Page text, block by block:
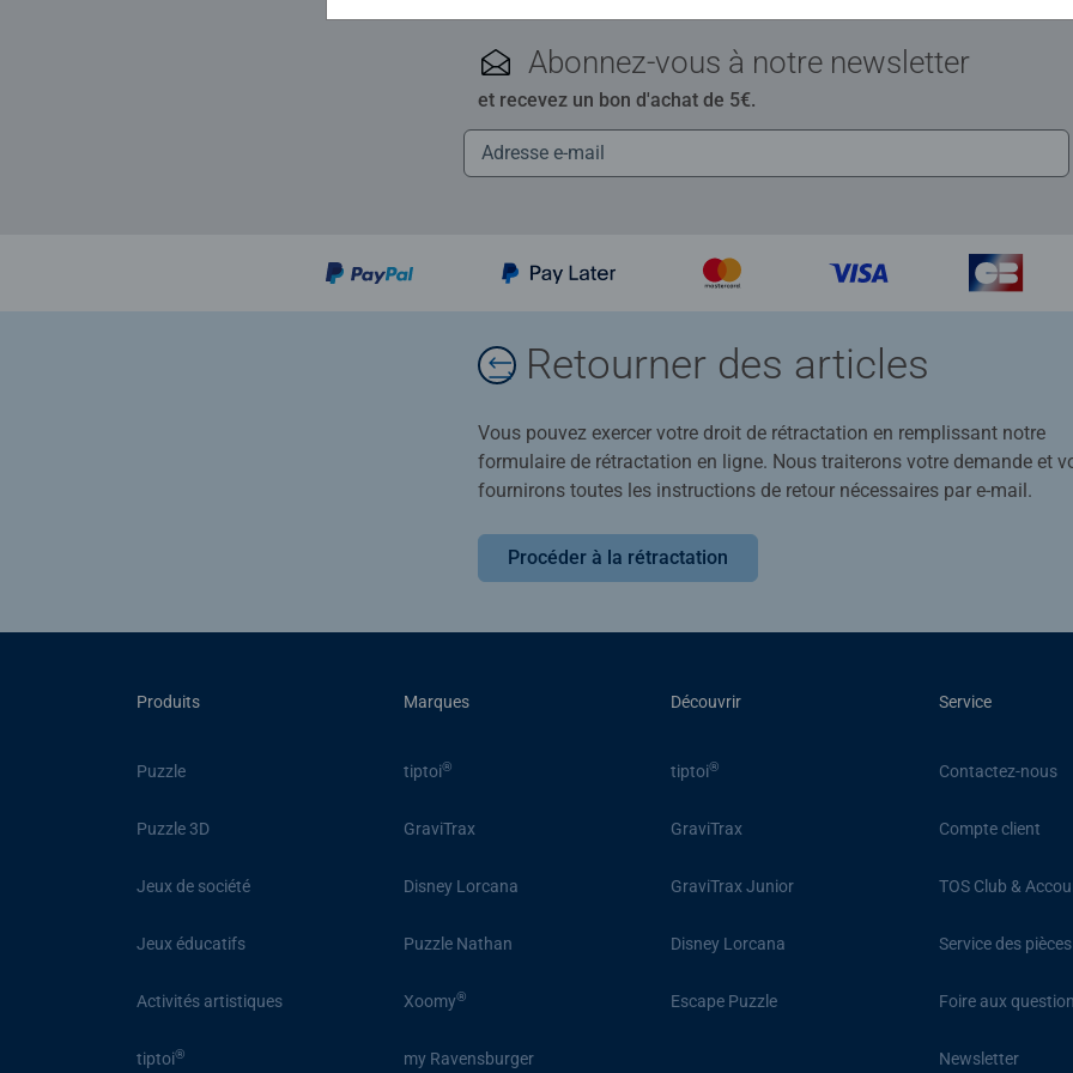
Abonnez-vous à notre newsletter
et recevez un bon d'achat de 5€.
Retourner des articles
Vous pouvez exercer votre droit de rétractation en remplissant notre
formulaire de rétractation en ligne. Nous traiterons votre demande et
fournirons toutes les instructions de retour nécessaires par e-mail.
Procéder à la rétractation
Produits
Puzzle
Puzzle 3D
Jeux de société
Jeux éducatifs
Activités artistiques
tiptoi®
Marques
tiptoi®
GraviTrax
Disney Lorcana
Puzzle Nathan
Xoomy®
my Ravensburger
Découvrir
tiptoi®
GraviTrax
GraviTrax Junior
Disney Lorcana
Escape Puzzle
Service
Contactez-nous
Compte client
TOS Club &
Service des
Foire aux
Newsletter